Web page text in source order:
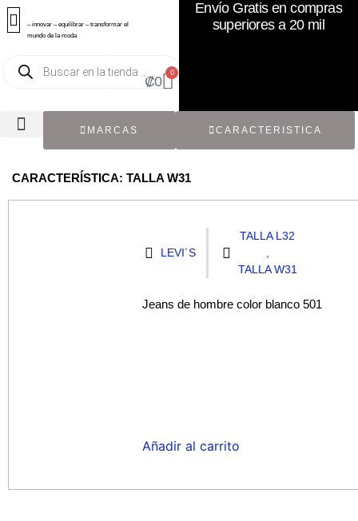
– innovar – equilibrar – transformar el
mundo de la moda
₡0
0
Envío Gratis en compras
superiores a 20 mil
MARCAS CARACTERISTICA
CARACTERÍSTICA: TALLA W31
LEVI´S
TALLA L32
,
TALLA W31
Jeans de hombre color blanco 501
Añadir al carrito